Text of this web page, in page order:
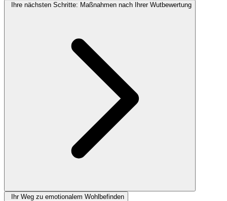
Ihre nächsten Schritte: Maßnahmen nach Ihrer Wutbewertung
Ihr Weg zu emotionalem Wohlbefinden